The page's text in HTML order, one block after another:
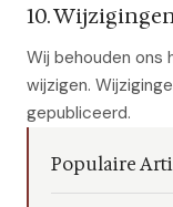
10.
Wij behouden
wijzigen.
gepubliceerd.
Populaire